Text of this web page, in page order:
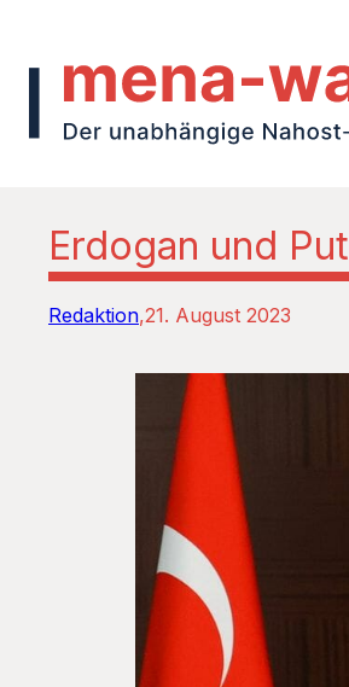
Erdogan und
Redaktion 21. August 2023